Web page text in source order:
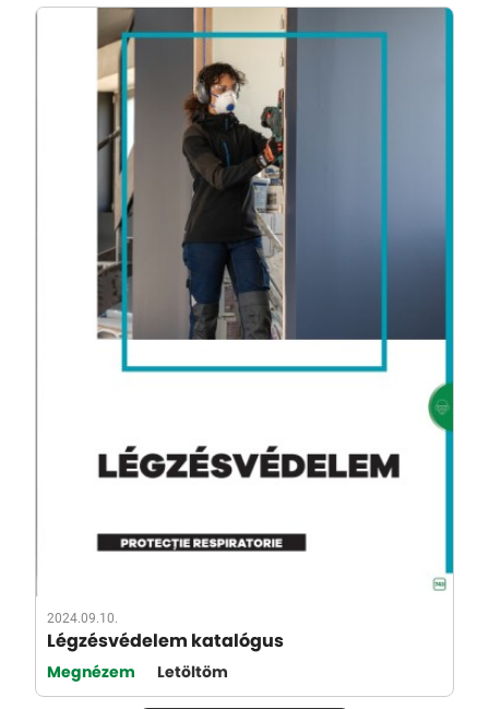
2024.09.10.
Légzésvédelem katalógus
Megnézem Letöltöm